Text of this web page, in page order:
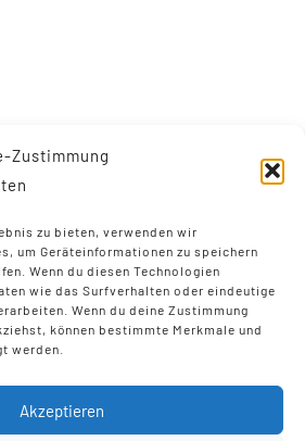
Zustimmung
zu bieten, verwenden wir
um Geräteinformationen zu speichern
Wenn du diesen Technologien
wie das Surfverhalten oder eindeutige
Wenn du deine Zustimmung
können bestimmte Merkmale und
werden.
Akzeptieren
2026 | Luisa Henze | Alle Rechte